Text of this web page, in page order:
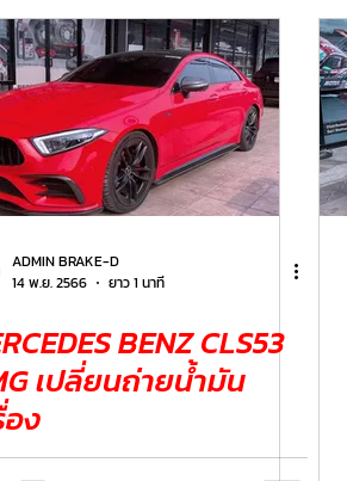
ADMIN BRAKE-D
14 พ.ย. 2566
ยาว 1 นาที
BENZ CLS53
น้ำมัน
อง